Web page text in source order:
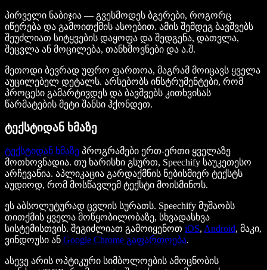
პირველი ნაბიჯია — გვესმოდეს ბგერები, როგორც
იწერება და გამოითქმის ასოებით. ამის შემდეგ ბავშვებს
შეუძლიათ სიტყვების დაყოფა და შედგენა, დათვლა,
შეცვლა ან მოცილება, თანხმოვნები და ა.შ.
მეთოდი ბევრად უფრო ფართოა, მაგრამ მოიცავს ყველა
აუცილებელ დეტალს. არსებობს ინსტრუმენტები, რომ
პროცესი გამარტივდეს და ბავშვებს კითხვისას
წარმატების მეტი შანსი ჰქონდეთ.
ტექსტიდან ხმაზე
ტექსტიდან ხმაზე პროგრამები ერთ-ერთი ყველაზე
მოთხოვნადია. თუ ხარისხი გსურთ, Speechify საუკეთესო
არჩევანია. აპლიკაცია გარდაქმნის ნებისმიერ ტექსტს
აუდიოდ, რომ მოსწავლემ ტექსტი მოისმინოს.
ეს აბსოლუტურად ცვლის სურათს. Speechify მუშაობს
თითქმის ყველა მოწყობილობაზე, სხვადასხვა
სისტემისთვის. შეგიძლიათ გამოიყენოთ iOS, Android, მაკი,
ვინდოუსი ან Google Chrome გაფართოება.
ასევე არის ოპტიკური სიმბოლოების ამოცნობის